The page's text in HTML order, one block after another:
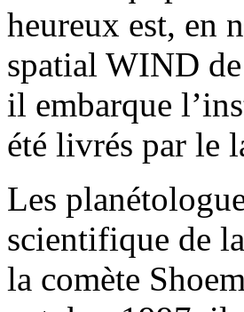
heureux est, en
spatial WIND
il embarque
été livrés par le
Les
scientifique de
la comète